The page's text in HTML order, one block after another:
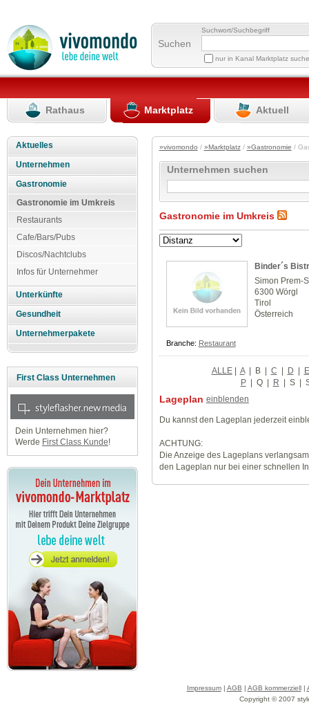
Suchen
Suchwort/Suchbegriff
nur in Kanal Marktplatz
Rathaus Marktplatz Aktuell
Aktuelles
Unternehmen
Gastronomie
Gastronomie im Umkreis
Restaurants
Cafe/Bars/Pubs
Discos/Nachtclubs
Infos für Unternehmer
Unterkünfte
Gesundheit
Unternehmerpakete
First Class Unternehmen
Dein Unternehmen hier?
Werde First Class Kunde!
»vivomondo / »Marktplatz/ »Gastronomie /
Unternehmen suchen
Gastronomie im Umkreis
Binder´s
Simon Prem-
6300 Wörgl
Tirol
Österreich
Branche: Restaurant
ALLE| A | B| C | D | E
P | Q | R | S |
Lageplan einblenden
Du kannst den Lageplan jederzeit
ACHTUNG:
Die Anzeige des Lageplans
den Lageplan nur bei einer schnellen
Impressum| AGB | AGB kommerziell|
Copyright © 2007